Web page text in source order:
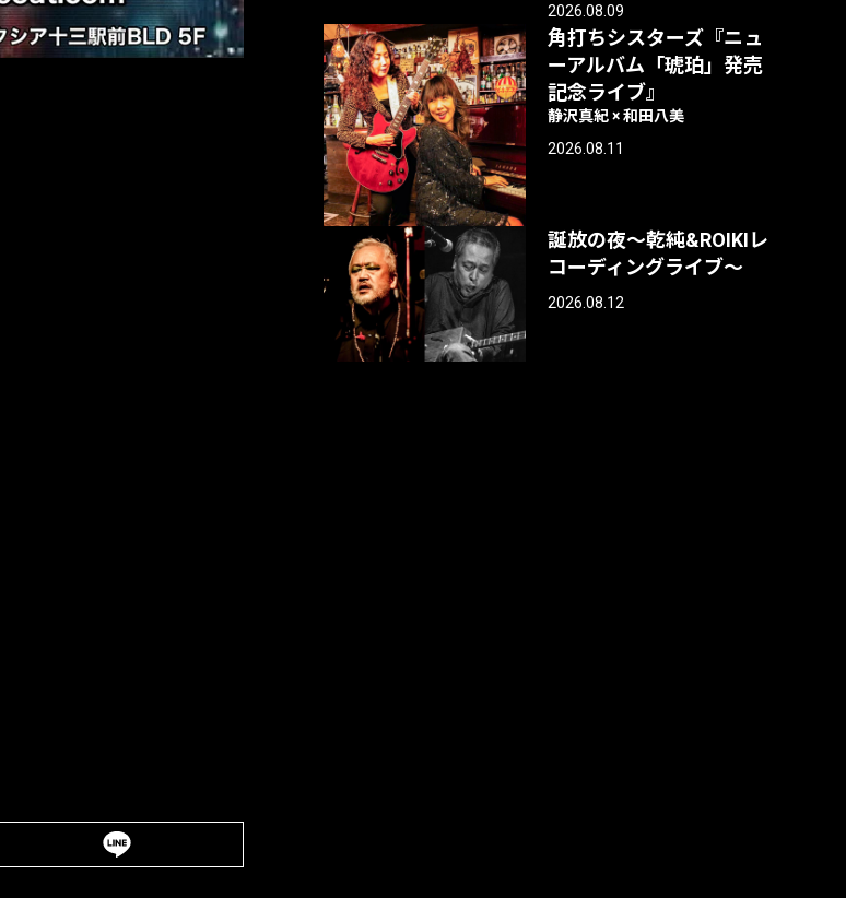
2026.08.09
角打ちシスターズ『ニュ
ーアルバム「琥珀」発売
記念ライブ』
静沢真紀 × 和田八美
2026.08.11
誕放の夜〜乾純&ROIKIレ
コーディングライブ〜
2026.08.12